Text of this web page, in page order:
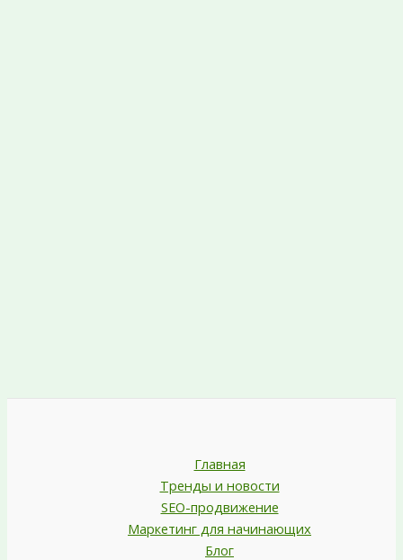
Главная
Тренды и новости
SEO-продвижение
Маркетинг для начинающих
Блог